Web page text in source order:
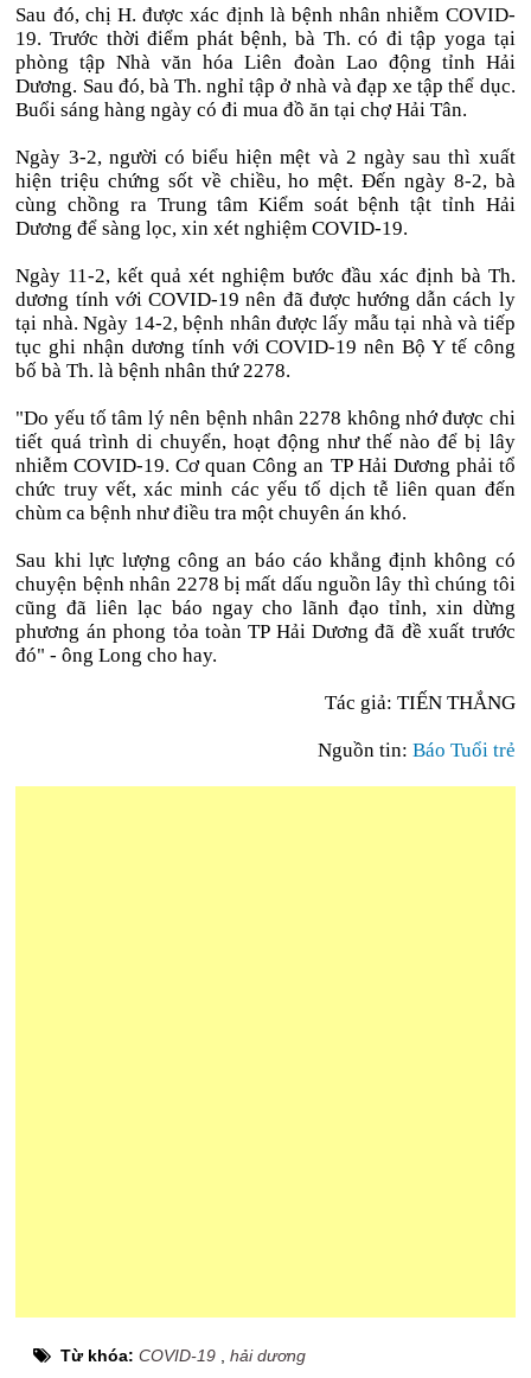
Sau đó, chị H. được xác định là bệnh nhân nhiễm COVID-
19. Trước thời điểm phát bệnh, bà Th. có đi tập yoga tại
phòng tập Nhà văn hóa Liên đoàn Lao động tỉnh Hải
Dương. Sau đó, bà Th. nghỉ tập ở nhà và đạp xe tập thể dục.
Buổi sáng hàng ngày có đi mua đồ ăn tại chợ Hải Tân.
Ngày 3-2, người có biểu hiện mệt và 2 ngày sau thì xuất
hiện triệu chứng sốt về chiều, ho mệt. Đến ngày 8-2, bà
cùng chồng ra Trung tâm Kiểm soát bệnh tật tỉnh Hải
Dương để sàng lọc, xin xét nghiệm COVID-19.
Ngày 11-2, kết quả xét nghiệm bước đầu xác định bà Th.
dương tính với COVID-19 nên đã được hướng dẫn cách ly
tại nhà. Ngày 14-2, bệnh nhân được lấy mẫu tại nhà và tiếp
tục ghi nhận dương tính với COVID-19 nên Bộ Y tế công
bố bà Th. là bệnh nhân thứ 2278.
"Do yếu tố tâm lý nên bệnh nhân 2278 không nhớ được chi
tiết quá trình di chuyển, hoạt động như thế nào để bị lây
nhiễm COVID-19. Cơ quan Công an TP Hải Dương phải tổ
chức truy vết, xác minh các yếu tố dịch tễ liên quan đến
chùm ca bệnh như điều tra một chuyên án khó.
Sau khi lực lượng công an báo cáo khẳng định không có
chuyện bệnh nhân 2278 bị mất dấu nguồn lây thì chúng tôi
cũng đã liên lạc báo ngay cho lãnh đạo tỉnh, xin dừng
phương án phong tỏa toàn TP Hải Dương đã đề xuất trước
đó" - ông Long cho hay.
Tác giả: TIẾN THẮNG
Nguồn tin: Báo Tuổi trẻ
Từ khóa:COVID-19 ,hải dương